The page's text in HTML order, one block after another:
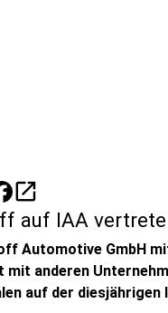
open_in_new
auf IAA
Automotive GmbH
mit anderen
auf der diesjährigen